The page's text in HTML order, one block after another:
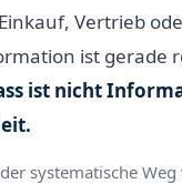
Vertrieb
ist gerade
ist nicht
systematische